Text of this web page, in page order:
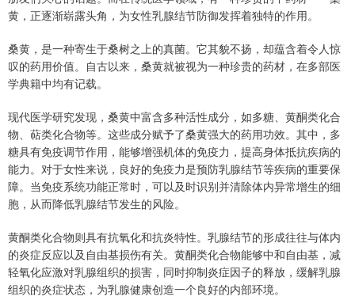
黄，正逐渐崭露头角，为女性乳腺结节防御发挥着独特的作用。
桑黄，是一种寄生于桑树之上的真菌。它其貌不扬，却蕴含着令人惊
叹的药用价值。自古以来，桑黄就被视为一种珍贵的药材，在多部医
学典籍中均有记载。
现代医学研究发现，桑黄中富含多种活性成分，如多糖、黄酮类化合
物、萜类化合物等。这些成分赋予了桑黄强大的药用功效。其中，多
糖具有免疫调节作用，能够增强机体的免疫力，提高身体抵抗疾病的
能力。对于女性来说，良好的免疫力是预防乳腺结节等疾病的重要保
障。当免疫系统功能正常时，可以及时识别并清除体内异常增生的细
胞，从而降低乳腺结节发生的风险。
黄酮类化合物则具有抗氧化和抗炎特性。乳腺结节的形成往往与体内
的炎症反应以及自由基损伤有关。黄酮类化合物能够中和自由基，减
轻氧化应激对乳腺组织的损害，同时抑制炎症因子的释放，缓解乳腺
组织的炎症状态，为乳腺健康创造一个良好的内部环境。